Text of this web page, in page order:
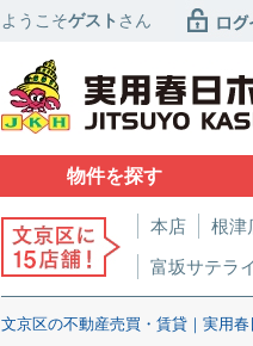
ようこそゲスト さん
物件を探す
本店 根津
富坂サテラ
文京区の不動産売買・賃貸｜実用春